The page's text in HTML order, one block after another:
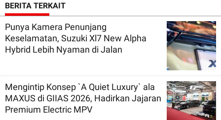
BERITA TERKAIT
Punya Kamera Penunjang
Keselamatan, Suzuki Xl7 New Alpha
Hybrid Lebih Nyaman di Jalan
Mengintip Konsep `A Quiet Luxury` ala
MAXUS di GIIAS 2026, Hadirkan Jajaran
Premium Electric MPV